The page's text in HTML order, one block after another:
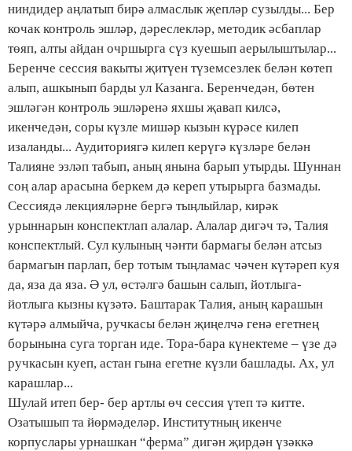
ниндидер аңлатып бирә алмаслык җепләр сузылды... Бер
кочак контроль эшләр, дәреслекләр, методик әсбаплар
төяп, алты айдан очршырга сүз куешып аерылыштылар...
Беренче сессия вакыты җитүен түземсезлек белән көтеп
алып, ашкынып барды ул Казанга. Беренчедән, бөтен
эшләгән контроль эшләренә яхшы җавап килсә,
икенчедән, соры күзле мишәр кызын күрәсе килеп
изаланды... Аудиториягә килеп керүгә күзләре белән
Талияне эзләп табып, аның янына барып утырды. Шуннан
соң алар арасына беркем дә кереп утырырга базмады.
Сессиядә лекцияләрне бергә тыңлыйлар, кирәк
урыннарын конспектлап алалар. Алалар дигәч тә, Талия
конспектлый. Сул кулының чәнти бармагы белән атсыз
бармагын парлап, бер тотым тыңламас чәчен күтәреп куя
да, яза да яза. Ә ул, өстәлгә башын салып, йотлыга-
йотлыга кызны күзәтә. Баштарак Талия, аның карашын
күтәрә алмыйча, ручкасы белән җиңелчә генә егетнең
борынына суга торган иде. Тора-бара күнектеме – үзе дә
ручкасын куеп, астан гына егетне күзли башлады. Ах, ул
карашлар...
Шулай итеп бер- бер артлы өч сессия үтеп тә китте.
Озатышып та йөрмәделәр. Институтның икенче
корпуслары урнашкан “ферма” дигән җирдән үзәккә